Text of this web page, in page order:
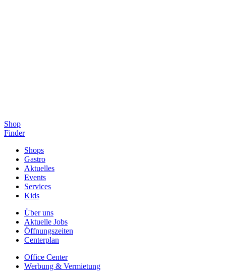
Shop
Finder
Shops
Gastro
Aktuelles
Events
Services
Kids
Über uns
Aktuelle Jobs
Öffnungszeiten
Centerplan
Office Center
Werbung & Vermietung